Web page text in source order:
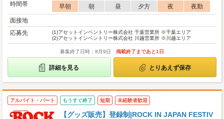
時間帯
早朝 朝 昼 夕方 夜
夜勤
面接地
応募先
(1)アセットインベントリー株式会社 千葉営業所 ※千葉エリア
(2)アセットインベントリー株式会社 川越営業所 ※川越エリア
募集終了日時：8月9日 掲載終了まであと1日
詳細を見る とりあえず保存
アルバイト・パート もうすぐ終了 短期 未経験者歓迎
【グッズ販売】登録制|ROCK IN JAPAN FESTIV